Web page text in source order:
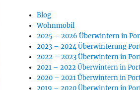
Blog
Wohnmobil
2025 – 2026 Überwintern in
2023 – 2024 Überwinterung
2022 – 2023 Überwintern in
2021 – 2022 Überwintern in
2020 – 2021 Überwintern in